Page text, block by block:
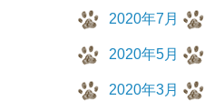
2020年7月
2020年5月
2020年3月